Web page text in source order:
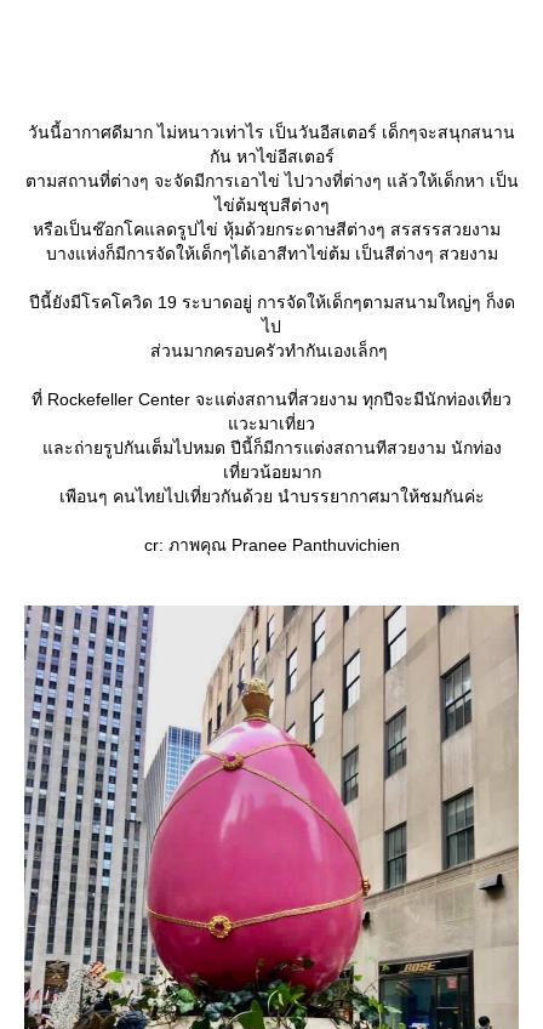
วันนี้อากาศดีมาก ไม่หนาวเท่าไร เป็นวันอีสเตอร์ เด็กๆจะสนุกสนาน
กัน หาไข่อีสเตอร์
ตามสถานที่ต่างๆ จะจัดมีการเอาไข่ ไปวางที่ต่างๆ แล้วให้เด็กหา เป็น
ไข่ต้มชุบสีต่างๆ
หรือเป็นช๊อกโคแลดรูปไข่ หุ้มด้วยกระดาษสีต่างๆ สรสรรสวยงาม
บางแห่งก็มีการจัดให้เด็กๆได้เอาสีทาไข่ต้ม เป็นสีต่างๆ สวยงาม
ปีนี้ยังมีโรคโควิด 19 ระบาดอยู่ การจัดให้เด็กๆตามสนามใหญ่ๆ ก็งด
ไป
ส่วนมากครอบครัวทำกันเองเล็กๆ
ที่ Rockefeller Center จะแต่งสถานที่สวยงาม ทุกปีจะมีนักท่องเที่ยว
วะมาเที่ยว
ละถ่ายรูปกันเต็มไปหมด ปีนี้ก็มีการแต่งสถานทีสวยงาม นักท่อง
เที่ยวน้อยมาก
เพือนๆ คนไทยไปเที่ยวกันด้วย นำบรรยากาศมาให้ชมกันค่ะ
cr: ภาพคุณ Pranee Panthuvichien